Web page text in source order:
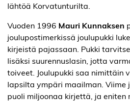
lähtöä Korvatunturilta.
Vuoden 1996 Mauri Kunnaksen
joulupostimerkissä joulupukki
kirjeistä pajassaan. Pukki
lisäksi suurennuslasin, jotta
toiveet. Joulupukki saa nimittäin
lapsilta ympäri maailman. Viime
puoli miljoonaa kirjettä, ja eniten